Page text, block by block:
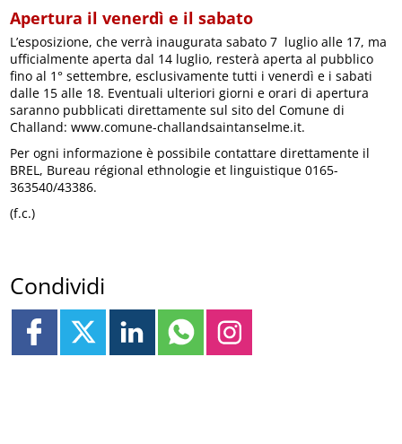
Apertura il venerdì e il sabato
L’esposizione, che verrà inaugurata sabato 7 luglio alle 17, ma
ufficialmente aperta dal 14 luglio, resterà aperta al pubblico
fino al 1° settembre, esclusivamente tutti i venerdì e i sabati
dalle 15 alle 18. Eventuali ulteriori giorni e orari di apertura
saranno pubblicati direttamente sul sito del Comune di
Challand: www.comune-challandsaintanselme.it.
Per ogni informazione è possibile contattare direttamente il
BREL, Bureau régional ethnologie et linguistique 0165-
363540/43386.
(f.c.)
Condividi